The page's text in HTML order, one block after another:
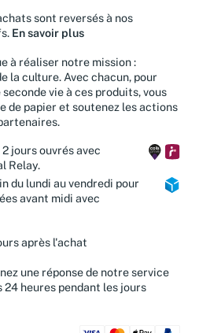
sont reversés à nos
En savoir plus
à réaliser notre mission :
la culture. Avec chacun, pour
vie à ces produits, vous
de papier et soutenez les actions
jours ouvrés avec
du lundi au vendredi pour
avant midi avec
après l'achat
une réponse de notre service
heures pendant les jours